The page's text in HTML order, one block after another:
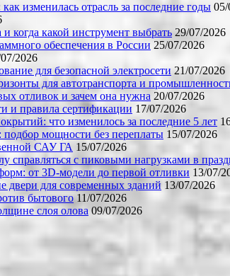
изменилась отрасль за последние годы 05/
когда какой инструмент выбрать 29/07/2026
обеспечения в России 25/07/2026
2026
для безопасной электросети 21/07/2026
для автотранспорта и
отливок и зачем она нужна 20/07/2026
и правила сертификации 17/07/2026
что изменилось за последние 5 лет
мощности без переплаты 15/07/2026
САУ ГА 15/07/2026
справляться с пиковыми нагрузками в
от 3D-модели до первой отливки 13/07/
двери для современных зданий 13/07/2026
бытового 11/07/2026
слоя олова 09/07/2026